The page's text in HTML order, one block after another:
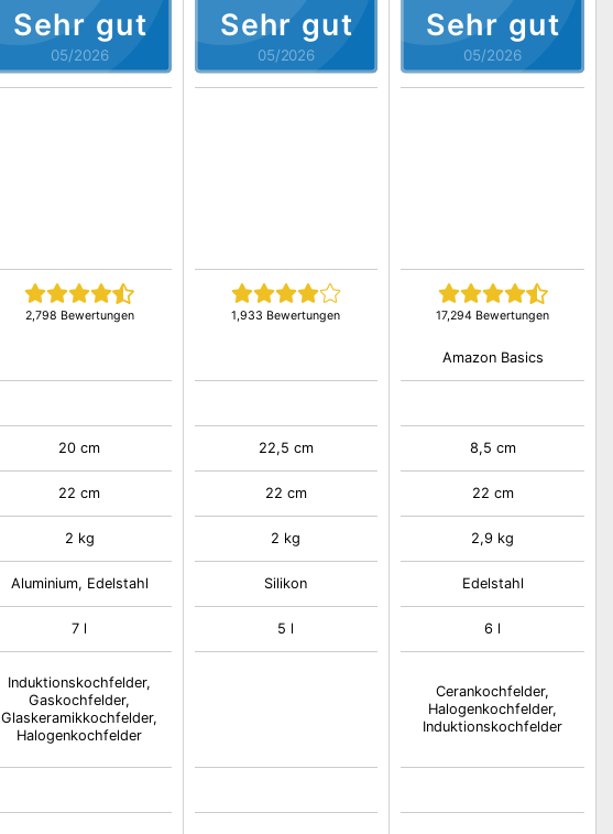
Sehr gut
05/2026
2,798 Bewertungen
20 cm
22 cm
2 kg
Aluminium, Edelstahl
7 l
Induktionskochfelder,
Gaskochfelder,
Glaskeramikkochfelder,
Halogenkochfelder
Sehr gut
05/2026
1,933 Bewertungen
22,5 cm
22 cm
2 kg
Silikon
5 l
Sehr gut
05/2026
17,294 Bewertungen
Amazon Basics
8,5 cm
22 cm
2,9 kg
Edelstahl
6 l
Cerankochfelder,
Halogenkochfelder,
Induktionskochfelder